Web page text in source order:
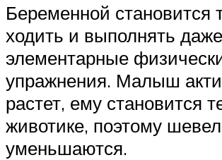
Беременной становится
ходить и выполнять даже
элементарные
упражнения. Малыш
растет, ему становится
животике, поэтому
уменьшаются.